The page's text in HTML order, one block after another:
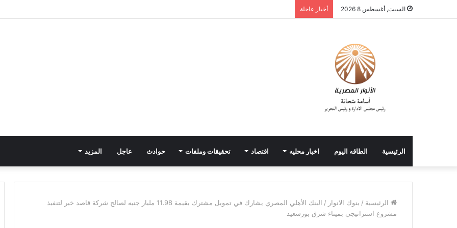
السبت, أغسطس 8 2026 أخبار عاجلة
الرئيسية الطاقه اليوم اخبار محليه اقتصاد تحقيقات وملفات حوادث عاجل المزيد
الرئيسية / بنوك الانوار /
البنك الأهلي المصري يشارك في تمويل مشترك بقيمة 11.98 مليار جنيه لصالح شركة قاصد خير لتنفيذ
مشروع استراتيجي بميناء شرق بورسعيد